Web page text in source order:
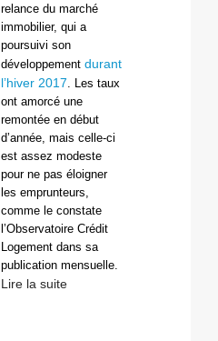
relance du marché
immobilier, qui a
poursuivi son
développement durant
l’hiver 2017 . Les taux
ont amorcé une
remontée en début
d’année, mais celle-ci
est assez modeste
pour ne pas éloigner
les emprunteurs,
comme le constate
l’Observatoire Crédit
Logement dans sa
publication mensuelle.
Lire la suite